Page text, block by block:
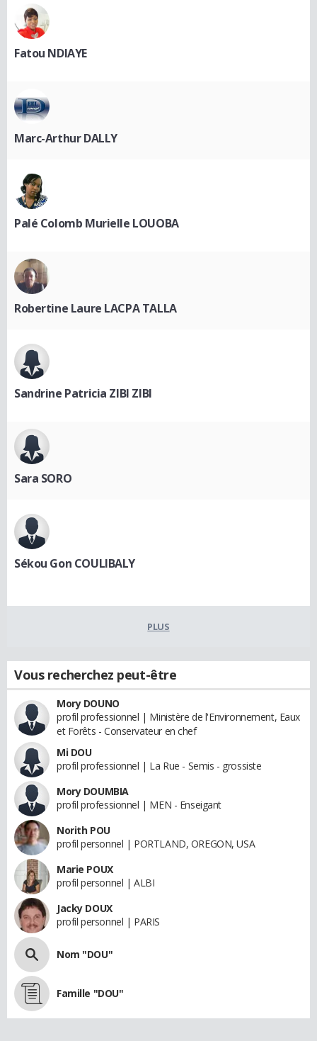
Fatou NDIAYE
Marc-Arthur DALLY
Palé Colomb Murielle LOUOBA
Robertine Laure LACPA TALLA
Sandrine Patricia ZIBI ZIBI
Sara SORO
Sékou Gon COULIBALY
PLUS
Vous recherchez peut-être
Mory DOUNO
profil professionnel | Ministère de l'Environnement, Eaux
et Forêts - Conservateur en chef
Mi DOU
profil professionnel | La Rue - Semis - grossiste
Mory DOUMBIA
profil professionnel | MEN - Enseigant
Norith POU
profil personnel | PORTLAND, OREGON, USA
Marie POUX
profil personnel | ALBI
Jacky DOUX
profil personnel | PARIS
Nom "DOU"
Famille "DOU"